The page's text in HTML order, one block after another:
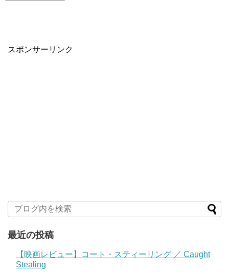
スポンサーリンク
最近の投稿
【映画レビュー】コート・スティーリング ／ Caught
Stealing